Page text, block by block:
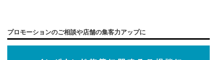
プロモーションのご相談や店舗の集客力アップに